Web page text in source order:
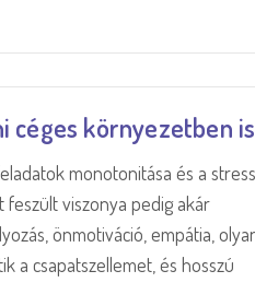
céges környezetben is
monotonitása és a
feszült viszonya pedig akár
önmotiváció, empátia,
a csapatszellemet, és hosszú